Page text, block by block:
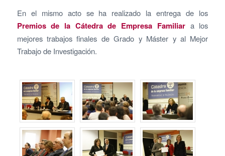
En el mismo acto se ha realizado la entrega de los
Premios de la Cátedra de Empresa Familiara los
mejores trabajos finales de Grado y Máster y al Mejor
Trabajo de Investigación.